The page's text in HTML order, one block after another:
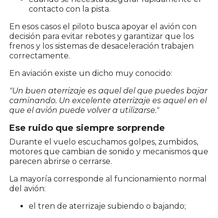
contacto con la pista.
En esos casos el piloto busca apoyar el avión con
decisión para evitar rebotes y garantizar que los
frenos y los sistemas de desaceleración trabajen
correctamente.
En aviación existe un dicho muy conocido:
"Un buen aterrizaje es aquel del que puedes bajar
caminando. Un excelente aterrizaje es aquel en el
que el avión puede volver a utilizarse."
Ese ruido que siempre sorprende
Durante el vuelo escuchamos golpes, zumbidos,
motores que cambian de sonido y mecanismos que
parecen abrirse o cerrarse.
La mayoría corresponde al funcionamiento normal
del avión:
el tren de aterrizaje subiendo o bajando;